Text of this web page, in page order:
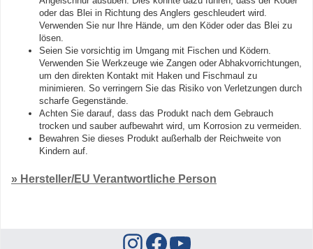
oder das Blei in Richtung des Anglers geschleudert wird.
Verwenden Sie nur Ihre Hände, um den Köder oder das Blei zu
lösen.
Seien Sie vorsichtig im Umgang mit Fischen und Ködern.
Verwenden Sie Werkzeuge wie Zangen oder Abhakvorrichtungen,
um den direkten Kontakt mit Haken und Fischmaul zu
minimieren. So verringern Sie das Risiko von Verletzungen durch
scharfe Gegenstände.
Achten Sie darauf, dass das Produkt nach dem Gebrauch
trocken und sauber aufbewahrt wird, um Korrosion zu vermeiden.
Bewahren Sie dieses Produkt außerhalb der Reichweite von
Kindern auf.
» Hersteller/EU Verantwortliche Person